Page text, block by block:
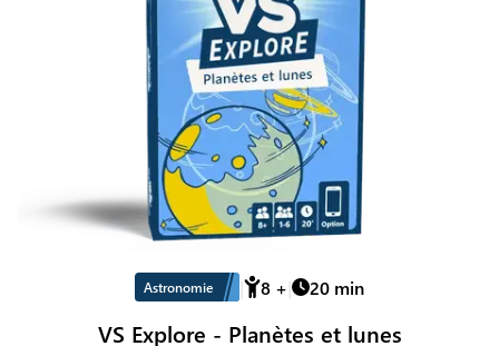
Astronomie 8 + 20 min
VS Explore - Planètes et lunes